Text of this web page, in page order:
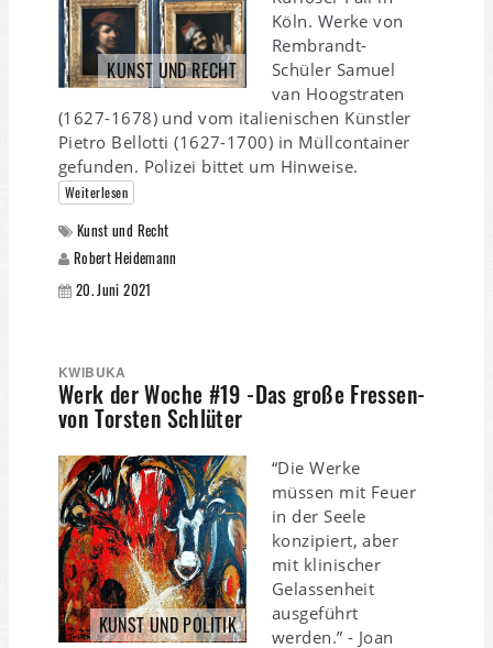
KUNST UND RECHT
Köln. Werke von
Rembrandt-
Schüler Samuel
van Hoogstraten
(1627-1678) und vom italienischen Künstler
Pietro Bellotti (1627-1700) in Müllcontainer
gefunden. Polizei bittet um Hinweise.
Weiterlesen
Kunst und Recht
Robert Heidemann
20. Juni 2021
KWIBUKA
Werk der Woche #19 -Das große Fressen-
von Torsten Schlüter
KUNST UND POLITIK
“Die Werke
müssen mit Feuer
in der Seele
konzipiert, aber
mit klinischer
Gelassenheit
ausgeführt
werden.” - Joan